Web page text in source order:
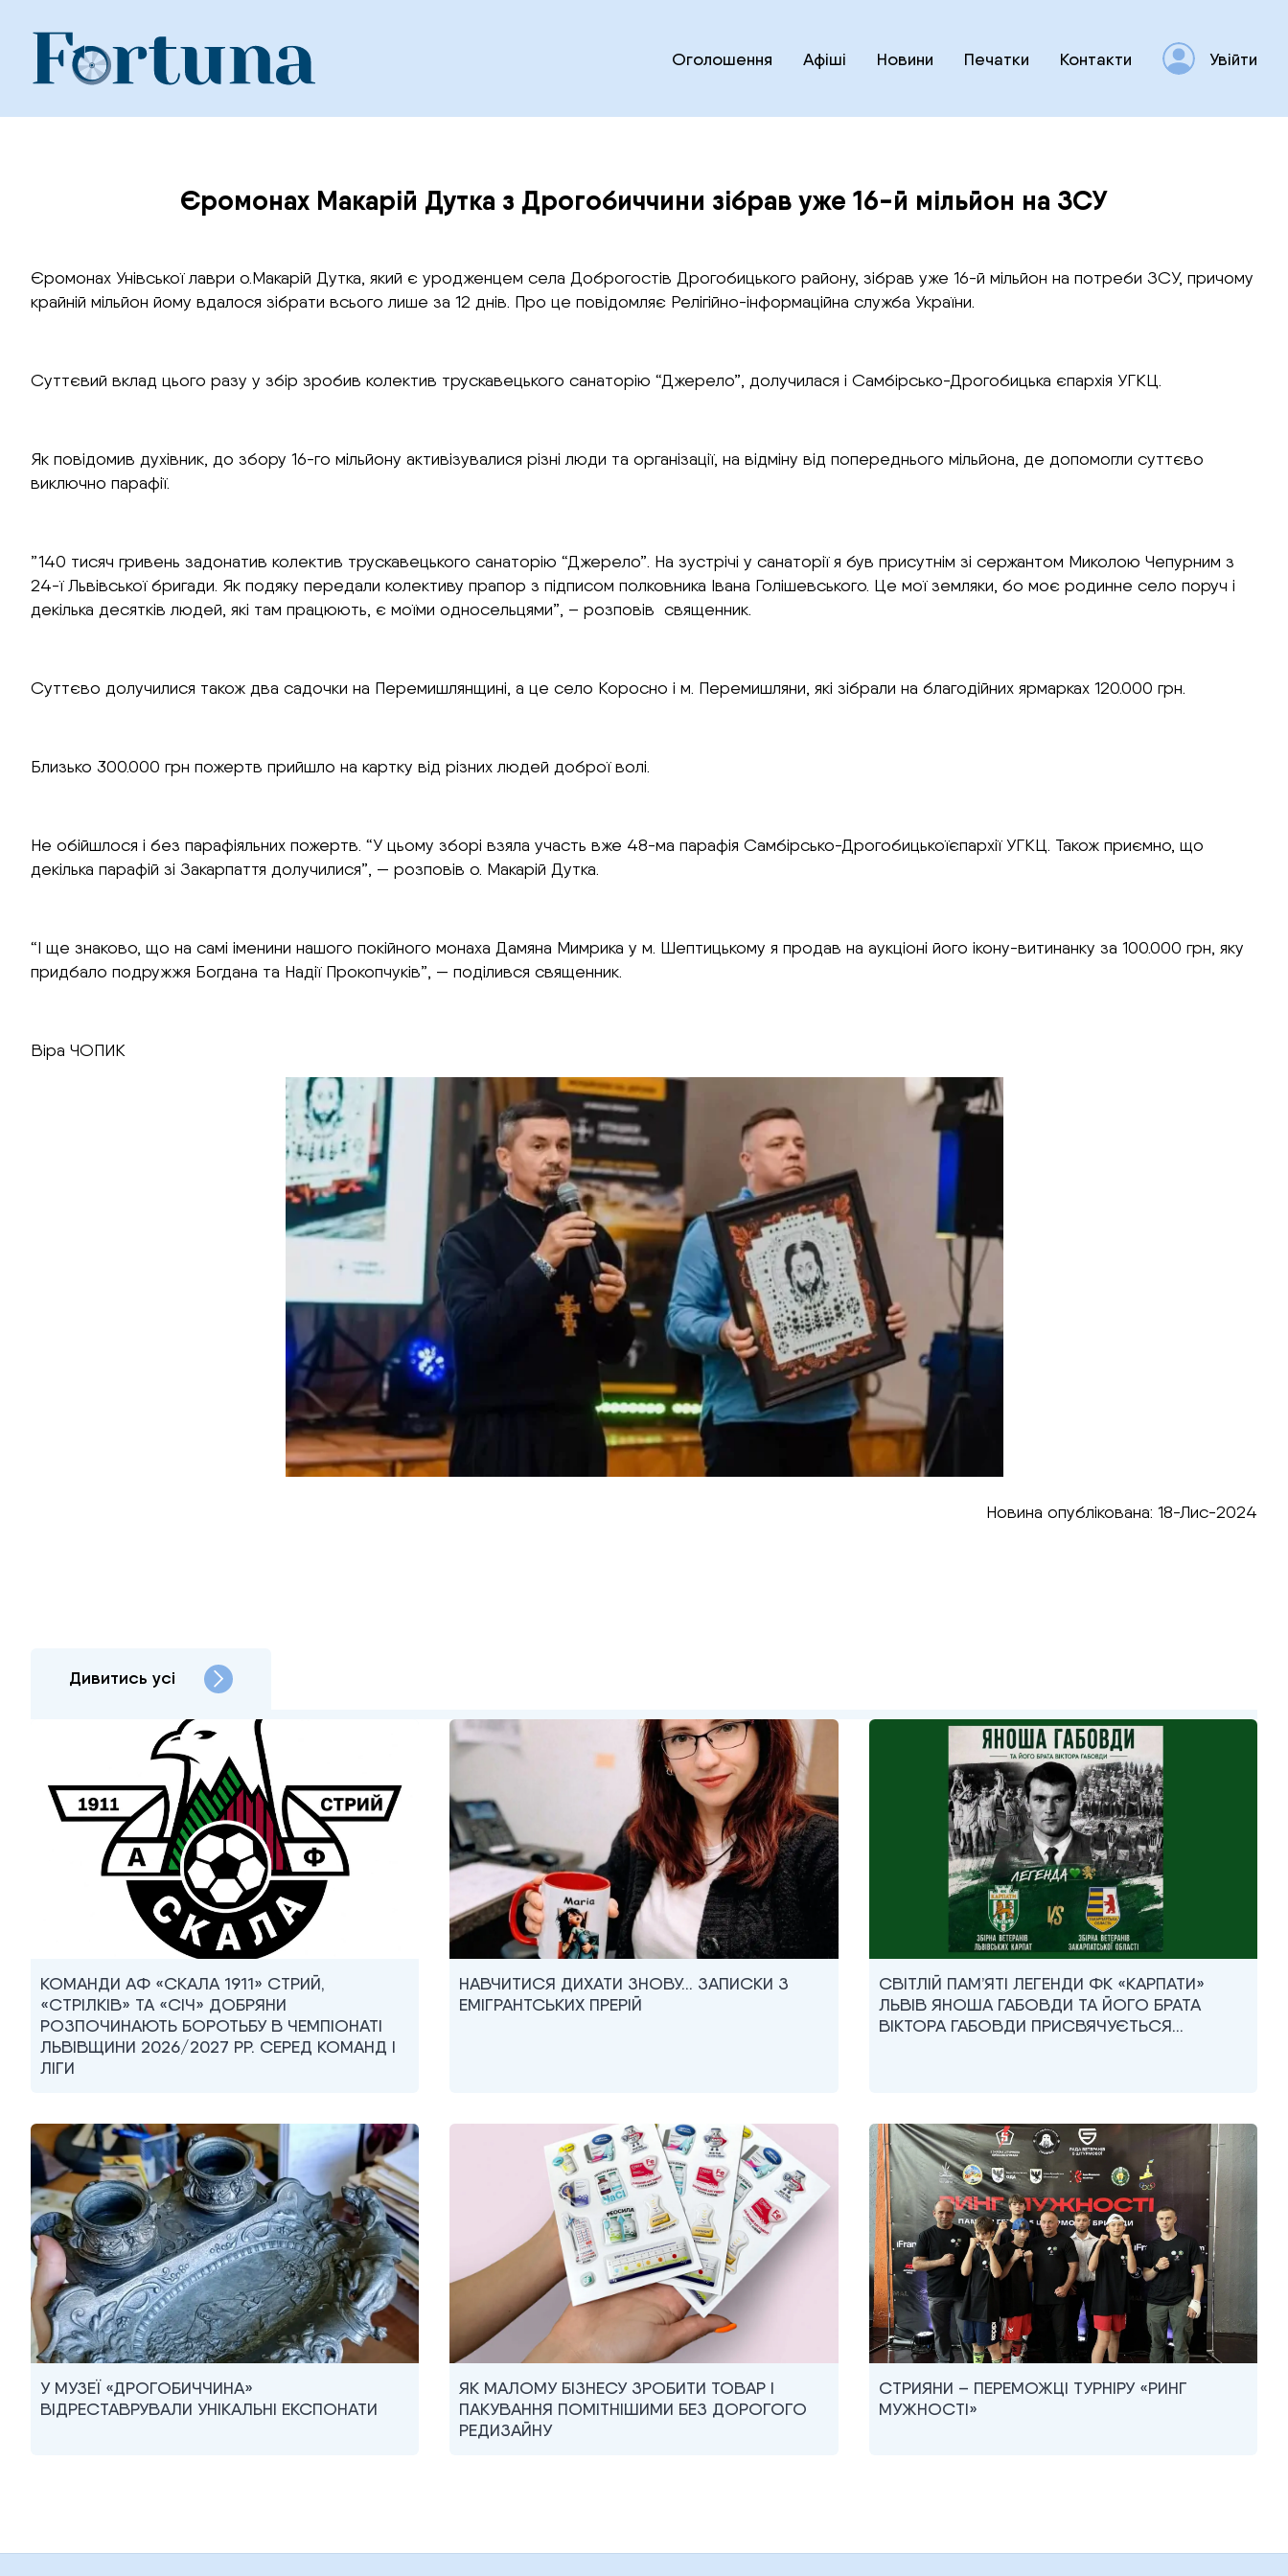
content
Оголошення Афіші Новини Печатки Контакти Увійти
Єромонах Макарій Дутка з Дрогобиччини зібрав уже 16-й мільйон на ЗСУ
Єромонах Унівської лаври о.Макарій Дутка, який є уродженцем села Доброгостів Дрогобицького району, зібрав уже 16-й мільйон на потреби ЗСУ, причому
крайній мільйон йому вдалося зібрати всього лише за 12 днів. Про це повідомляє Релігійно-інформаційна служба України.
Суттєвий вклад цього разу у збір зробив колектив трускавецького санаторію “Джерело”, долучилася і Самбірсько-Дрогобицька єпархія УГКЦ.
Як повідомив духівник, до збору 16-го мільйону активізувалися різні люди та організації, на відміну від попереднього мільйона, де допомогли суттєво
виключно парафії.
”140 тисяч гривень задонатив колектив трускавецького санаторію “Джерело”. На зустрічі у санаторії я був присутнім зі сержантом Миколою Чепурним з
24-ї Львівської бригади. Як подяку передали колективу прапор з підписом полковника Івана Голішевського. Це мої земляки, бо моє родинне село поруч і
декілька десятків людей, які там працюють, є моїми односельцями”, – розповів священник.
Суттєво долучилися також два садочки на Перемишлянщині, а це село Коросно і м. Перемишляни, які зібрали на благодійних ярмарках 120.000 грн.
Близько 300.000 грн пожертв прийшло на картку від різних людей доброї волі.
Не обійшлося і без парафіяльних пожертв. “У цьому зборі взяла участь вже 48-ма парафія Самбірсько-Дрогобицькоїєпархії УГКЦ. Також приємно, що
декілька парафій зі Закарпаття долучилися”, — розповів о. Макарій Дутка.
“І ще знаково, що на самі іменини нашого покійного монаха Дамяна Мимрика у м. Шептицькому я продав на аукціоні його ікону-витинанку за 100.000 грн, яку
придбало подружжя Богдана та Надії Прокопчуків”, — поділився священник.
Віра ЧОПИК
Новина опублікована: 18-Лис-2024
Дивитись усі
КОМАНДИ АФ «СКАЛА 1911» СТРИЙ,
«СТРІЛКІВ» ТА «СІЧ» ДОБРЯНИ
РОЗПОЧИНАЮТЬ БОРОТЬБУ В ЧЕМПІОНАТІ
ЛЬВІВЩИНИ 2026/2027 РР. СЕРЕД КОМАНД I
ЛІГИ
НАВЧИТИСЯ ДИХАТИ ЗНОВУ… ЗАПИСКИ З
ЕМІГРАНТСЬКИХ ПРЕРІЙ
СВІТЛІЙ ПАМ’ЯТІ ЛЕГЕНДИ ФК «КАРПАТИ»
ЛЬВІВ ЯНОША ГАБОВДИ ТА ЙОГО БРАТА
ВІКТОРА ГАБОВДИ ПРИСВЯЧУЄТЬСЯ…
У МУЗЕЇ «ДРОГОБИЧЧИНА»
ВІДРЕСТАВРУВАЛИ УНІКАЛЬНІ ЕКСПОНАТИ
ЯК МАЛОМУ БІЗНЕСУ ЗРОБИТИ ТОВАР І
ПАКУВАННЯ ПОМІТНІШИМИ БЕЗ ДОРОГОГО
РЕДИЗАЙНУ
СТРИЯНИ – ПЕРЕМОЖЦІ ТУРНІРУ «РИНГ
МУЖНОСТІ»